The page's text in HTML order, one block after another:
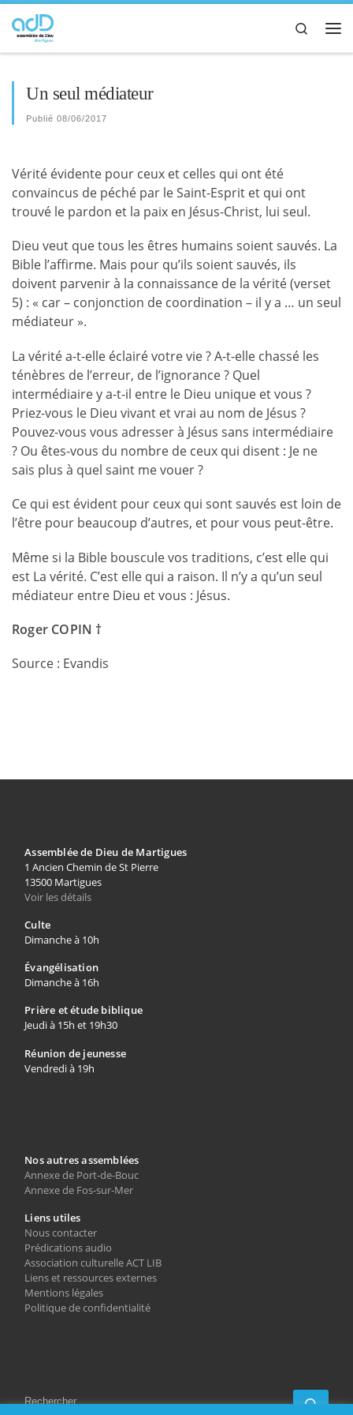
Passer au contenu
Search
Un seul médiateur
Publié 08/06/2017
Vérité évidente pour ceux et celles qui ont été
convaincus de péché par le Saint-Esprit et qui ont
trouvé le pardon et la paix en Jésus-Christ, lui seul.
Dieu veut que tous les êtres humains soientsauvés. La
Bible l’affirme. Mais pour qu’ils soientsauvés, ils
doivent parvenir à la connaissance de la vérité (verset
5) : « car – conjonction de coordination – il y a … un seul
médiateur ».
La vérité a-t-elle éclairé votre vie ? A-t-elle chassé les
ténèbres de l’erreur, de l’ignorance ? Quel
intermédiaire y a-t-il entre le Dieu unique et vous ?
Priez-vous le Dieu vivant et vrai au nom de Jésus ?
Pouvez-vous vous adresser à Jésus sans intermédiaire
? Ou êtes-vous du nombre de ceux qui disent : Je ne
sais plus à quel saint me vouer ?
Ce qui est évident pour ceux qui sontsauvés est loin de
l’être pour beaucoup d’autres, et pour vous peut-être.
Même si la Bible bouscule vos traditions, c’est elle qui
est La vérité. C’est elle qui a raison. Il n’y a qu’un seul
médiateur entre Dieu et vous : Jésus.
Roger COPIN †
Source : Evandis
Assemblée de Dieu de Martigues
1 Ancien Chemin de St Pierre
13500 Martigues
Voir les détails
Culte
Dimanche à 10h
Évangélisation
Dimanche à 16h
Prière et étude biblique
Jeudi à 15h et 19h30
Réunion de jeunesse
Vendredi à 19h
Nos autres assemblées
Annexe de Port-de-Bouc
Annexe de Fos-sur-Mer
Liens utiles
Nous contacter
Prédications audio
Association culturelle ACT LIB
Liens et ressources externes
Mentions légales
Politique de confidentialité
RECHERCHER